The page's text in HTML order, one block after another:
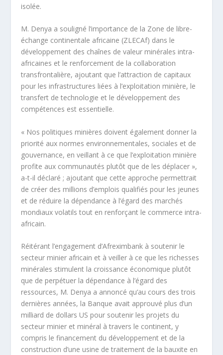
isolée.
M. Denya a souligné l’importance de la Zone de libre-
échange continentale africaine (ZLECAf) dans le
développement des chaînes de valeur minérales intra-
africaines et le renforcement de la collaboration
transfrontalière, ajoutant que l’attraction de capitaux
pour les infrastructures liées à l’exploitation minière, le
transfert de technologie et le développement des
compétences est essentielle.
« Nos politiques minières doivent également donner la
priorité aux normes environnementales, sociales et de
gouvernance, en veillant à ce que l’exploitation minière
profite aux communautés plutôt que de les déplacer »,
a-t-il déclaré ; ajoutant que cette approche permettrait
de créer des millions d’emplois qualifiés pour les jeunes
et de réduire la dépendance à l’égard des marchés
mondiaux volatils tout en renforçant le commerce intra-
africain.
Réitérant l’engagement d’Afreximbank à soutenir le
secteur minier africain et à veiller à ce que les richesses
minérales stimulent la croissance économique plutôt
que de perpétuer la dépendance à l’égard des
ressources, M. Denya a annoncé qu’au cours des trois
dernières années, la Banque avait approuvé plus d’un
milliard de dollars US pour soutenir les projets du
secteur minier et minéral à travers le continent, y
compris le financement du développement et de la
construction d’une usine de traitement de la bauxite en